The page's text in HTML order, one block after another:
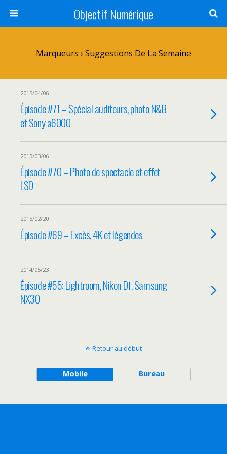
Objectif Numérique
Marqueurs › Suggestions De La Semaine
2015/04/06
Épisode #71 – Spécial auditeurs, photo N&B
et Sony a6000
2015/03/06
Épisode #70 – Photo de spectacle et effet
LSD
2015/02/20
Épisode #69 – Excès, 4K et légendes
2014/05/23
Épisode #55: Lightroom, Nikon Df, Samsung
NX30
Retour au début
Mobile Bureau